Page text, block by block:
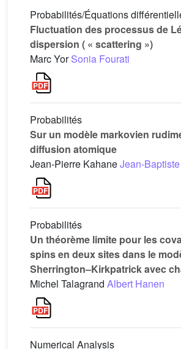
Probabilités/Équations
Fluctuation des processus de
dispersion ( « scattering »)
Marc YorSonia Fourati
Probabilités
Sur un modèle markovien
diffusion atomique
Jean-Pierre KahaneJean-
Probabilités
Un théorème limite pour les
spins en deux sites dans le
Sherrington–Kirkpatrick avec
Michel Talagrand Albert Hanen
Numerical Analysis